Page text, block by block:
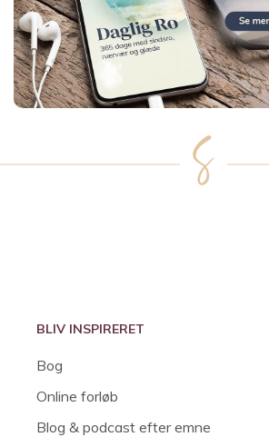
BLIV INSPIRERET
Bog
Online forløb
Blog & podcast efter emne